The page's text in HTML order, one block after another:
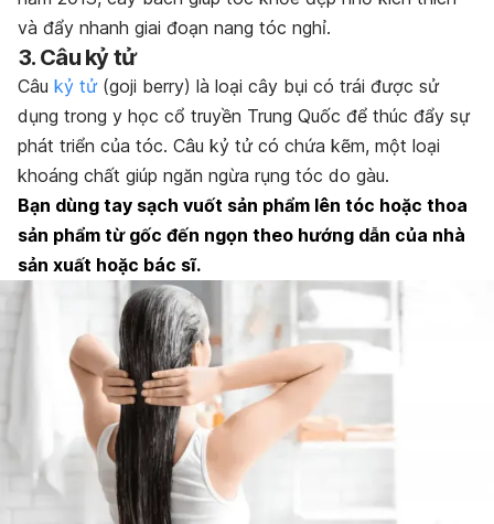
và đẩy nhanh giai đoạn nang tóc nghỉ.
3. Câu kỷ tử
Câu kỷ tử(goji berry) là loại cây bụi có trái được sử
dụng trong y học cổ truyền Trung Quốc để thúc đẩy sự
phát triển của tóc. Câu kỷ tử có chứa kẽm, một loại
khoáng chất giúp ngăn ngừa rụng tóc do gàu.
Bạn dùng tay sạch vuốt sản phẩm lên tóc hoặc thoa
sản phẩm từ gốc đến ngọn theo hướng dẫn của nhà
sản xuất hoặc bác sĩ.